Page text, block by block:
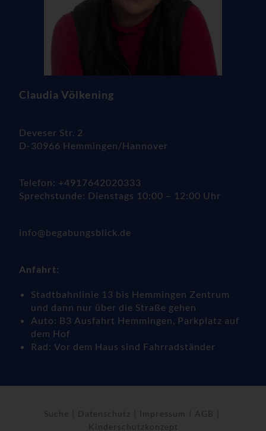
Claudia Völkening
Deveser Str. 2
D-30966 Hemmingen/Hannover
Telefon: +4917642020333
Sprechstunde: Dienstags 10:00 – 12:00 Uhr
info@begabungsblick.de
Anfahrt:
Stadtbahnlinie 13 bis Hemmingen Zentrum
und dann nur über die Straße gehen
Auto: B3 Ausfahrt Hemmingen, Parkplatz auf
dem Hof
Rad: Vor dem Haus sind Fahrradständer
Suche Datenschutz Impressum
AGB
Kinderschutzkonzept